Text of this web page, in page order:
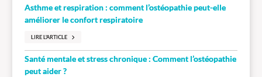
Asthme et respiration : comment l’ostéopathie peut-elle
améliorer le confort respiratoire
LIRE L'ARTICLE
Santé mentale et stress chronique : Comment l’ostéopathie
peut aider ?